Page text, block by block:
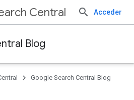
Central Acceder
Blog
Google Search Central Blog